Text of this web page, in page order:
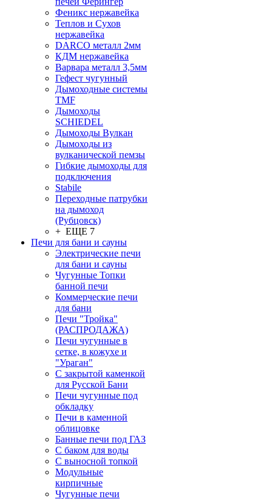
Феникс нержавейка
Теплов и Сухов
нержавейка
DARCO металл 2мм
КДМ нержавейка
Варвара металл 3,5мм
Гефест чугунный
Дымоходные системы
TMF
Дымоходы
SCHIEDEL
Дымоходы Вулкан
Дымоходы из
вулканической пемзы
Гибкие дымоходы для
подключения
Stabile
Переходные патрубки
на дымоход
(Рубцовск)
+ ЕЩЕ 7
Печи для бани и сауны
Электрические печи
для бани и сауны
Чугунные Топки
банной печи
Коммерческие печи
для бани
Печи "Тройка"
(РАСПРОДАЖА)
Печи чугунные в
сетке, в кожухе и
"Ураган"
С закрытой каменкой
для Русской Бани
Печи чугунные под
обкладку
Печи в каменной
облицовке
Банные печи под ГАЗ
С баком для воды
С выносной топкой
Модульные
кирпичные
Чугунные печи